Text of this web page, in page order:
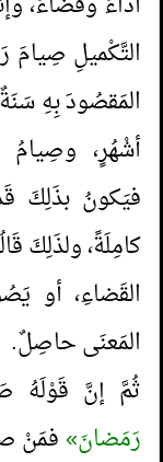
التَّكْميلِ صِيامَ
المَقصُودَ بِهِ
أشْهُرٍ،
فيَكونُ بذَلِكَ
كامِلَةً، ولذَلِكَ
القَضاءِ، أو
المَعنَى حاصِلٌ.
ثُمَّ إنَّ قَوْلَهُ
رَمَضانَ» فمَنْ